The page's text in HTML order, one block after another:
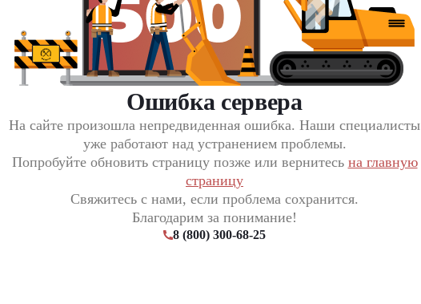
Ошибка сервера
На сайте произошла непредвиденная ошибка. Наши специалисты
уже работают над устранением проблемы.
Попробуйте обновить страницу позже или вернитесь на главную
страницу
Свяжитесь с нами, если проблема сохранится.
Благодарим за понимание!
8 (800) 300-68-25